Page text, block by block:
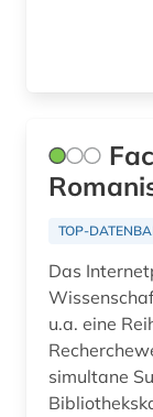
TOP-
Das
u.a. eine Reihe von fachspezifischen
simultane